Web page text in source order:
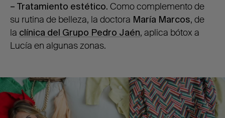
– Tratamiento estético. Como complemento de
su rutina de belleza, la doctora María Marcos, de
la clínica del Grupo Pedro Jaén, aplica bótox a
Lucía en algunas zonas.